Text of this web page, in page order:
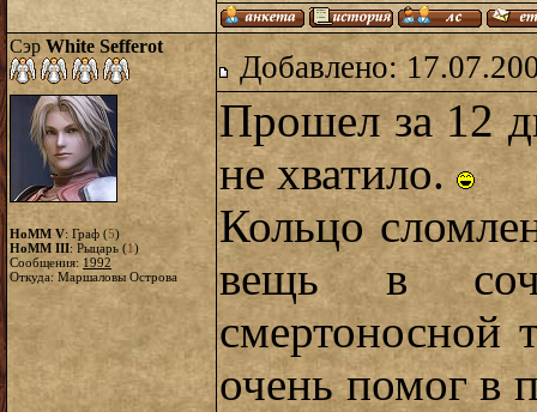
Сэр White Sefferot
HoMM V: Граф (5)
HoMM III: Рыцарь (1)
Сообщения: 1992
Откуда: Маршаловы Острова
Добавлено:
Прошел за 12
не хватило.
Кольцо
вещь в
смертоносной
очень помог в